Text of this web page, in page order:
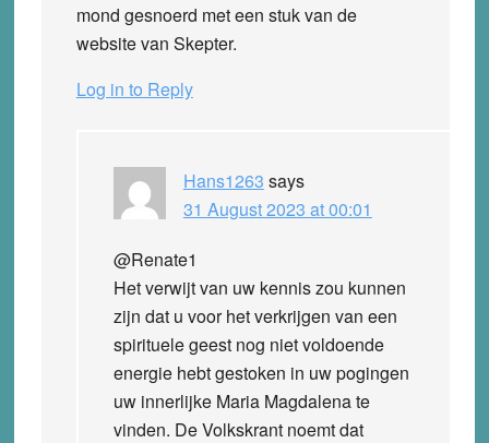
mond gesnoerd met een stuk van de
website van Skepter.
Log in to Reply
Hans1263 says
31 August 2023 at 00:01
@Renate1
Het verwijt van uw kennis zou kunnen
zijn dat u voor het verkrijgen van een
spirituele geest nog niet voldoende
energie hebt gestoken in uw pogingen
uw innerlijke Maria Magdalena te
vinden. De Volkskrant noemt dat